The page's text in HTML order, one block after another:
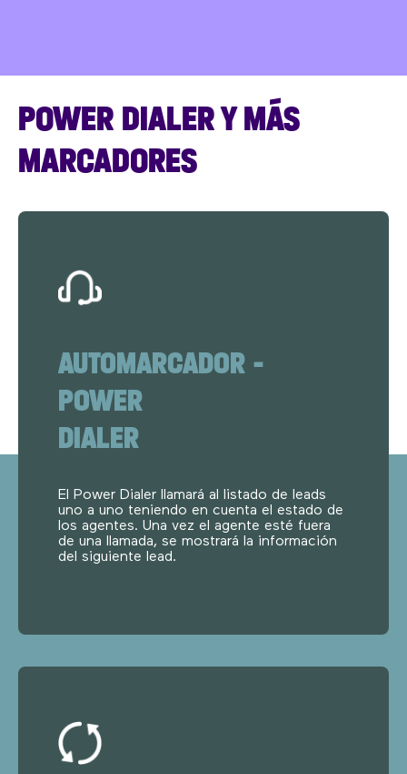
POWER DIALER Y MÁS
MARCADORES
AUTOMARCADOR –
POWER
DIALER
El Power Dialer llamará al listado de leads
uno a uno teniendo en cuenta el estado de
los agentes. Una vez el agente esté fuera
de una llamada, se mostrará la información
del siguiente lead.